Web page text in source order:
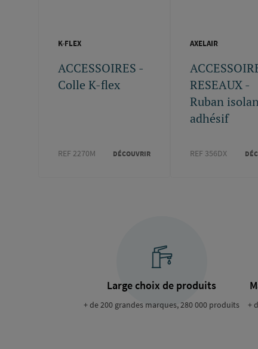
K-FLEX
ACCESSOIRES -
Colle K-flex
REF 2270M DÉCOUVRIR
AXELAIR
RESEAUX -
Ruban
adhésif
REF 356DX
Large choix de produits
+ de 200 grandes marques, 280 000 produits +